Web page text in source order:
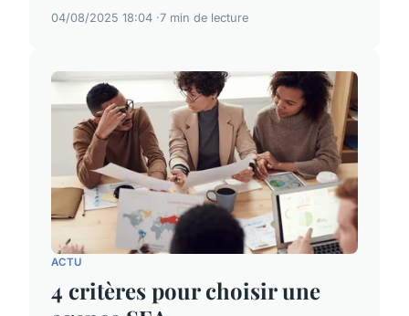
04/08/2025 18:04 7 min de lecture
ACTU
4 critères pour choisir une